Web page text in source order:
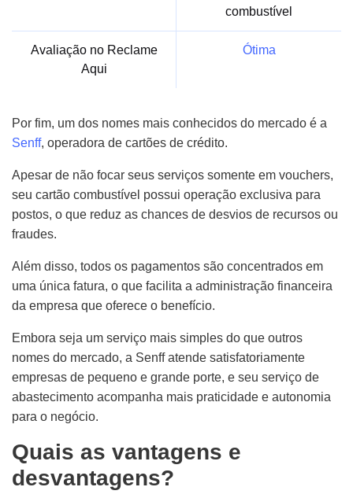
combustível
Avaliação no Reclame
Aqui
Ótima
Por fim, um dos nomes mais conhecidos do mercado é a
Senff, operadora de cartões de crédito.
Apesar de não focar seus serviços somente em vouchers,
seu cartão combustível possui operação exclusiva para
postos, o que reduz as chances de desvios de recursos ou
fraudes.
Além disso, todos os pagamentos são concentrados em
uma única fatura, o que facilita a administração financeira
da empresa que oferece o benefício.
Embora seja um serviço mais simples do que outros
nomes do mercado, a Senff atende satisfatoriamente
empresas de pequeno e grande porte, e seu serviço de
abastecimento acompanha mais praticidade e autonomia
para o negócio.
Quais as vantagens e
desvantagens?